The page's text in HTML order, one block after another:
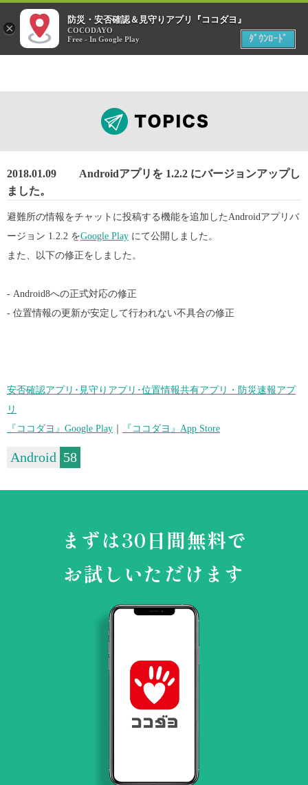
災害時
MENU
2018.01.09
Androidアプリを 1.2.2 にバージョンアップし
ました。
避難所の情報をチャットに投稿する機能を追加したAndroidアプリバ
ージョン 1.2.2 をGoogle Play にて公開しました。
また、以下の修正をしました。
- Android8への正式対応の修正
- 位置情報の更新が安定して行われない不具合の修正
安否確認アプリ･見守りアプリ･位置情報共有アプリ・防災速報アプ
リ
『ココダヨ』Google Play
『ココダヨ』App Store
Android 58
まずは30日間無料で
お試しいただけます
×
防災・安否確認＆見守りアプリ『ココダヨ』
COCODAYO
Free - In Google Play
ﾀﾞｳﾝﾛｰﾄﾞ